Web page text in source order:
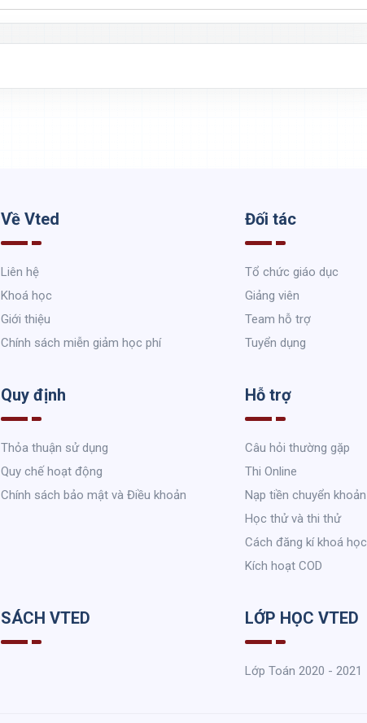
Về Vted
Liên hệ
Khoá học
Giới thiệu
Chính sách miễn giảm học phí
Đối tác
Tổ chức giáo dục
Giảng viên
Team hỗ trợ
Tuyển dụng
Quy định
Thỏa thuận sử dụng
Quy chế hoạt động
Chính sách bảo mật và Điều khoản
Hỗ trợ
Câu hỏi thường gặp
Thi Online
Nạp tiền chuyển khoản
Học thử và thi thử
Cách đăng kí khoá học
Kích hoạt COD
SÁCH VTED LỚP HỌC VTED
Lớp Toán 2020 - 2021